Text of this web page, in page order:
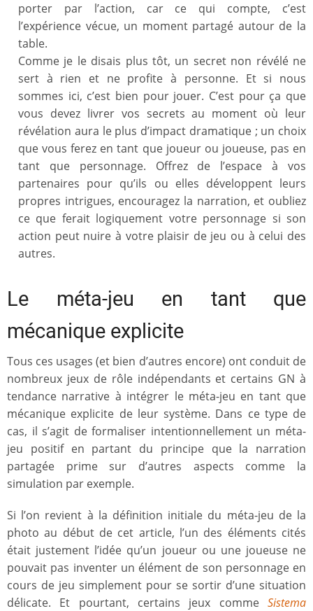
porter par l’action, car ce qui compte, c’est
l’expérience vécue, un moment partagé autour de la
table.
Comme je le disais plus tôt, un secret non révélé ne
sert à rien et ne profite à personne. Et si nous
sommes ici, c’est bien pour jouer. C’est pour ça que
vous devez livrer vos secrets au moment où leur
révélation aura le plus d’impact dramatique ; un choix
que vous ferez en tant que joueur ou joueuse, pas en
tant que personnage. Offrez de l’espace à vos
partenaires pour qu’ils ou elles développent leurs
propres intrigues, encouragez la narration, et oubliez
ce que ferait logiquement votre personnage si son
action peut nuire à votre plaisir de jeu ou à celui des
autres.
Le méta-jeu en tant que
mécanique explicite
Tous ces usages (et bien d’autres encore) ont conduit de
nombreux jeux de rôle indépendants et certains GN à
tendance narrative à intégrer le méta-jeu en tant que
mécanique explicite de leur système. Dans ce type de
cas, il s’agit de formaliser intentionnellement un méta-
jeu positif en partant du principe que la narration
partagée prime sur d’autres aspects comme la
simulation par exemple.
Si l’on revient à la définition initiale du méta-jeu de la
photo au début de cet article, l’un des éléments cités
était justement l’idée qu’un joueur ou une joueuse ne
pouvait pas inventer un élément de son personnage en
cours de jeu simplement pour se sortir d’une situation
délicate. Et pourtant, certains jeux comme Sistema